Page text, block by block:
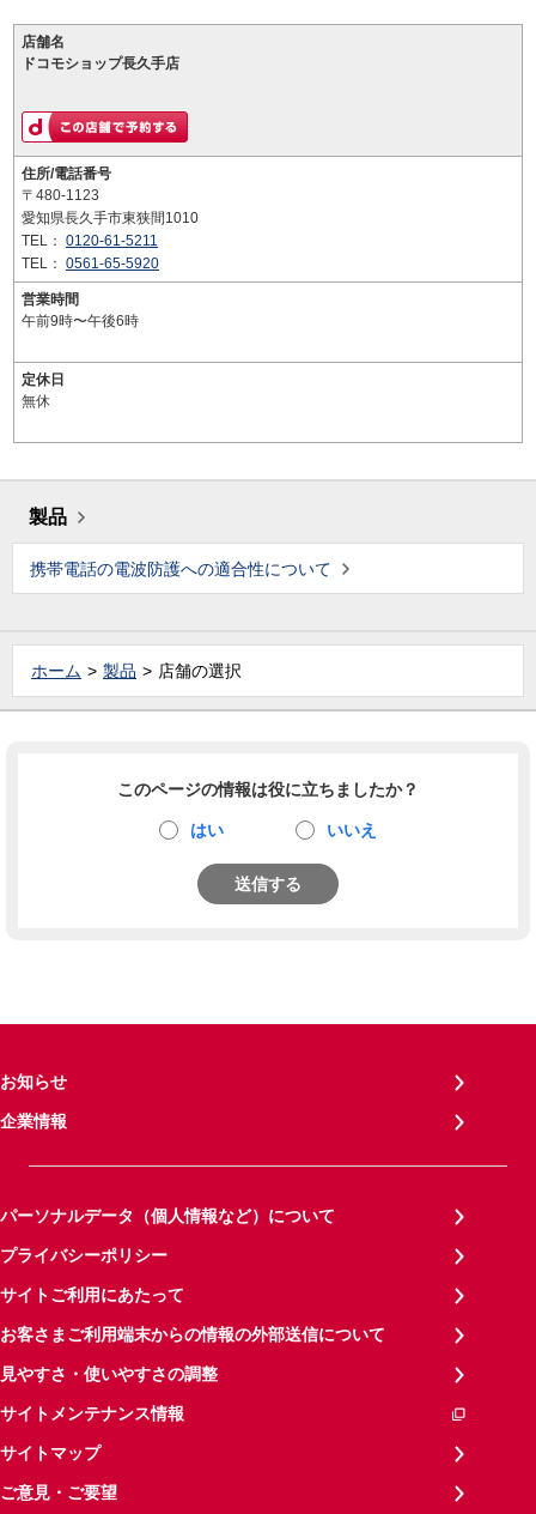
店舗名
ドコモショップ長久手店
住所/電話番号
〒480-1123
愛知県長久手市東狭間1010
TEL： 0120-61-5211
TEL： 0561-65-5920
営業時間
午前9時〜午後6時
定休日
無休
製品
携帯電話の電波防護への適合性について
ホーム 製品 店舗の選択
このページの情報は役に立ちましたか？
はい いいえ
送信する
お知らせ
企業情報
パーソナルデータ（個人情報など）について
プライバシーポリシー
サイトご利用にあたって
お客さまご利用端末からの情報の外部送信について
見やすさ・使いやすさの調整
サイトメンテナンス情報
サイトマップ
ご意見・ご要望